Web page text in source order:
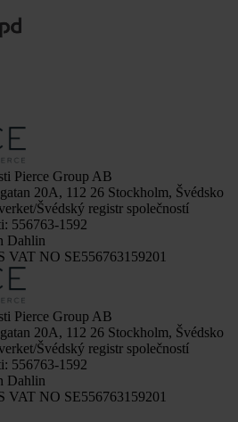
Pierce Group AB
20A, 112 26 Stockholm, Švédsko
Švédský registr společností
556763-1592
Dahlin
VAT NO SE556763159201
Pierce Group AB
20A, 112 26 Stockholm, Švédsko
Švédský registr společností
556763-1592
Dahlin
VAT NO SE556763159201